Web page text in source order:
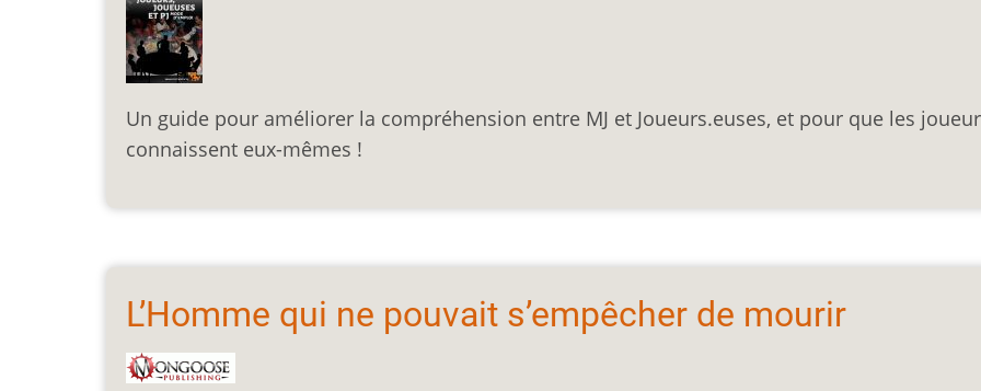
Un guide pour améliorer la compréhension entre MJ et Joueurs.euses, et pour que les
connaissent eux-mêmes !
L’Homme qui ne pouvait s’empêcher de mourir